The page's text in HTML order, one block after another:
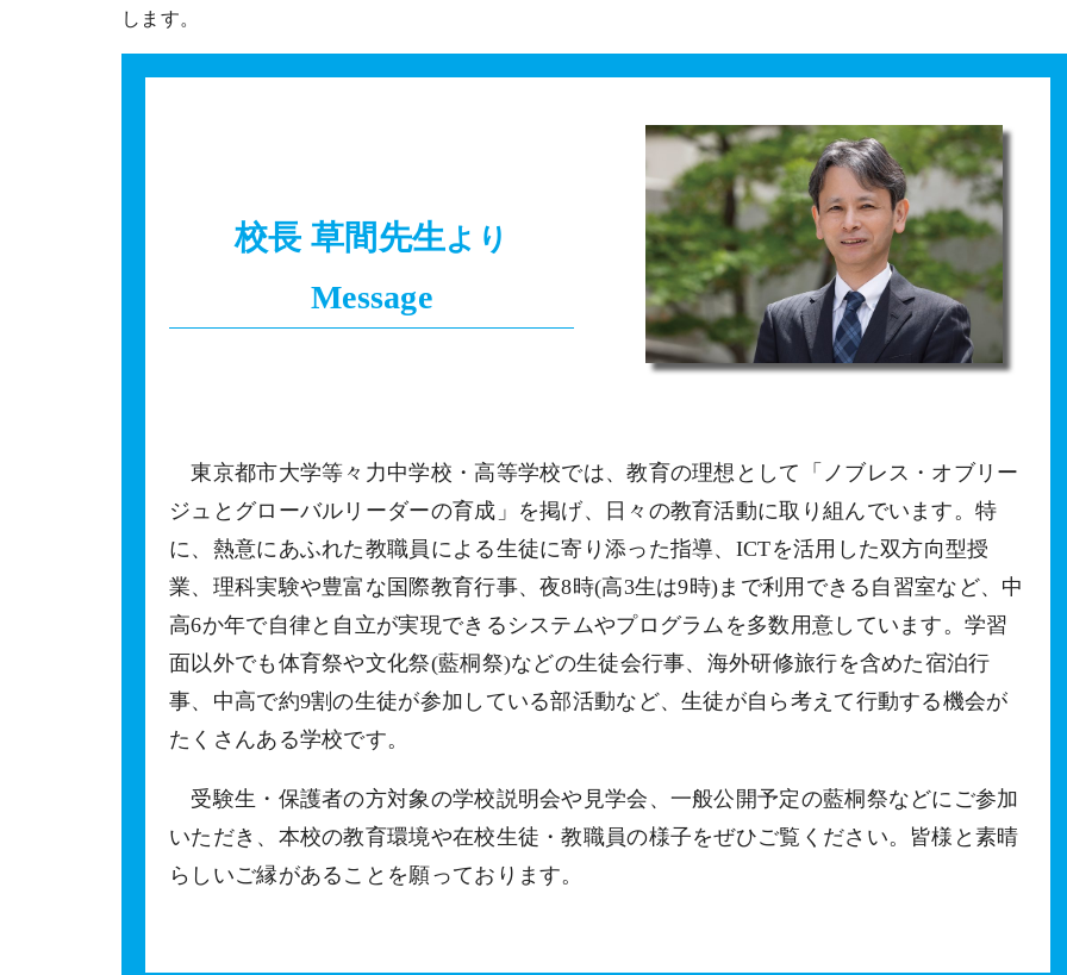
します。
校長 草間先生より
Message
東京都市大学等々力中学校・高等学校では、教育の理想として「ノブレス・オブリー
ジュとグローバルリーダーの育成」を掲げ、日々の教育活動に取り組んでいます。特
に、熱意にあふれた教職員による生徒に寄り添った指導、ICTを活用した双方向型授
業、理科実験や豊富な国際教育行事、夜8時(高3生は9時)まで利用できる自習室など、中
高6か年で自律と自立が実現できるシステムやプログラムを多数用意しています。学習
面以外でも体育祭や文化祭(藍桐祭)などの生徒会行事、海外研修旅行を含めた宿泊行
事、中高で約9割の生徒が参加している部活動など、生徒が自ら考えて行動する機会が
たくさんある学校です。
受験生・保護者の方対象の学校説明会や見学会、一般公開予定の藍桐祭などにご参加
いただき、本校の教育環境や在校生徒・教職員の様子をぜひご覧ください。皆様と素晴
らしいご縁があることを願っております。